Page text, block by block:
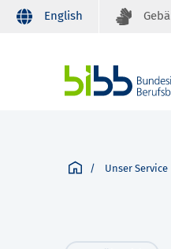
English
Unser Service